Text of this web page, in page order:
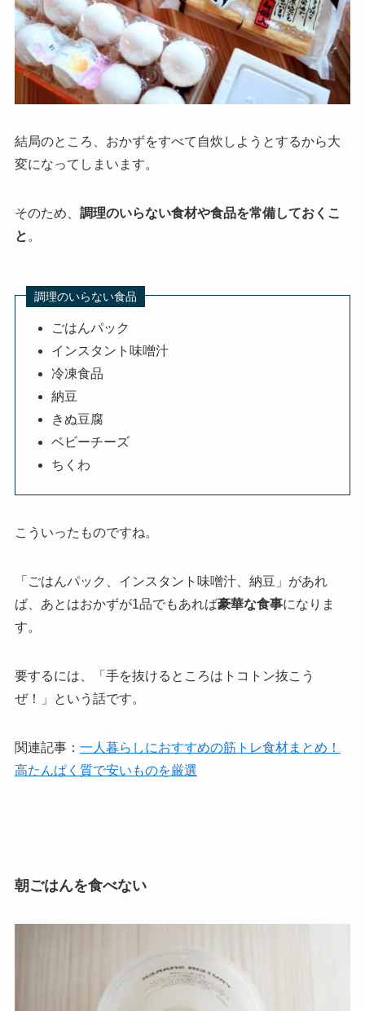
結局のところ、おかずをすべて自炊しようとするから大
変になってしまいます。
そのため、 調理のいらない食材や食品を常備しておくこ
と 。
調理のいらない食品
ごはんパック
インスタント味噌汁
冷凍食品
納豆
きぬ豆腐
ベビーチーズ
ちくわ
こういったものですね。
「ごはんパック、インスタント味噌汁、納豆」があれ
ば、あとはおかずが1品でもあれば豪華な食事になりま
す。
要するには、「手を抜けるところはトコトン抜こう
ぜ！」という話です。
関連記事： 一人暮らしにおすすめの筋トレ食材まとめ！
高たんぱく質で安いものを厳選
朝ごはんを食べない